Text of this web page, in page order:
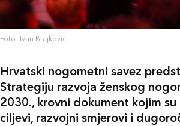
Foto: Ivan Brajković
Hrvatski nogometni savez
Strategiju razvoja ženskog
2030., krovni dokument kojim
ciljevi, razvojni smjerovi i